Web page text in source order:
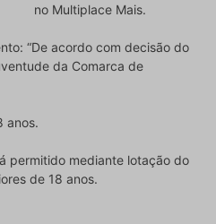
no Multiplace Mais.
“De acordo com decisão do
da Comarca de
anos.
permitido mediante lotação do
de 18 anos.